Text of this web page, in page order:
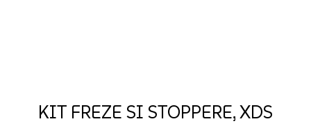
KIT FREZE SI STOPPERE, XDS